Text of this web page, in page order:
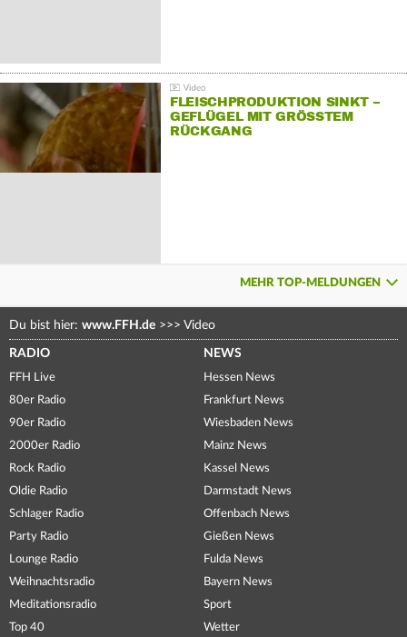
FLEISCHPRODUKTION SINKT –
GEFLÜGEL MIT GRÖSSTEM R
ÜCKGANG
MEHR TOP-MELDUNGEN
Du bist hier: www.FFH.de >>> Video
RADIO
FFH Live
80er Radio
90er Radio
2000er Radio
Rock Radio
Oldie Radio
Schlager Radio
Party Radio
Lounge Radio
Weihnachtsradio
Meditationsradio
Top 40
NEWS
Hessen News
Frankfurt News
Wiesbaden News
Mainz News
Kassel News
Darmstadt News
Offenbach News
Gießen News
Fulda News
Bayern News
Sport
Wetter